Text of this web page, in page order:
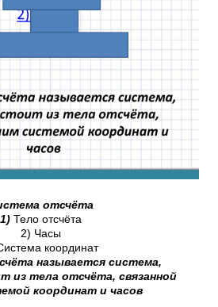
отсчёта
1) Тело отсчёта
2) Часы
координат
называется система,
из тела отсчёта, связанной
координат и часов